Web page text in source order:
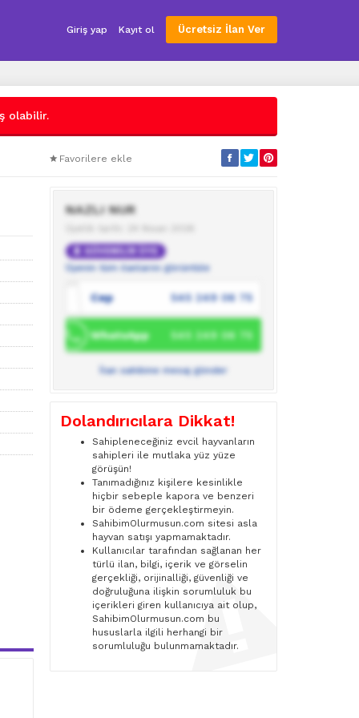
Giriş yap Kayıt ol Ücretsiz İlan Ver
olabilir.
Favorilere ekle
NAZLI NUR
GÜVENİLİR ÜYE
Üyenin tüm ilanlarını görüntüle
Cep 545 249 06 75
WhatsApp 545 249 06 75
İlan sahibine mesaj gönder
Dolandırıcılara Dikkat!
Sahipleneceğiniz evcil hayvanların
sahipleri ile mutlaka yüz yüze
görüşün!
Tanımadığınız kişilere kesinlikle
hiçbir sebeple kapora ve benzeri
bir ödeme gerçekleştirmeyin.
SahibimOlurmusun.com sitesi asla
hayvan satışı yapmamaktadır.
Kullanıcılar tarafından sağlanan her
türlü ilan, bilgi, içerik ve görselin
gerçekliği, orijinalliği, güvenliği ve
doğruluğuna ilişkin sorumluluk bu
içerikleri giren kullanıcıya ait olup,
SahibimOlurmusun.com bu
hususlarla ilgili herhangi bir
sorumluluğu bulunmamaktadır.